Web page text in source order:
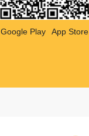
листівки
доставка
Google Play App Store